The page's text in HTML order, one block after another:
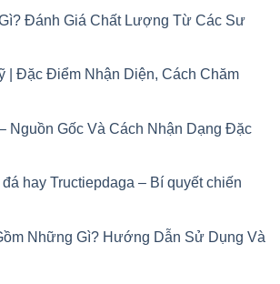
Đánh Giá Chất Lượng Từ Các Sư
| Đặc Điểm Nhận Diện, Cách Chăm
Nguồn Gốc Và Cách Nhận Dạng Đặc
hay Tructiepdaga – Bí quyết chiến
Những Gì? Hướng Dẫn Sử Dụng Và